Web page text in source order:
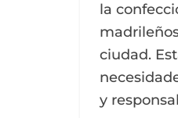
la
ciudad.
y